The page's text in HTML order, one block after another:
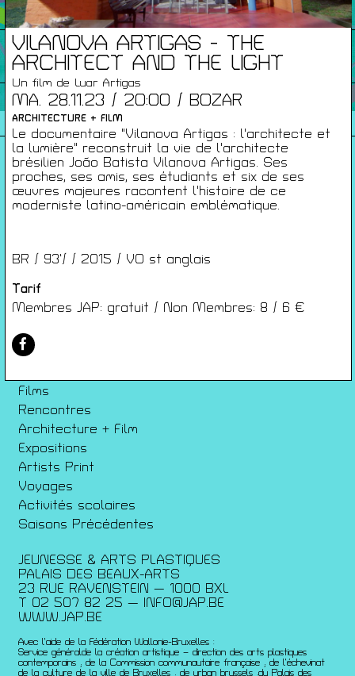
VILANOVA ARTIGAS - THE
ARCHITECT AND THE LIGHT
Un film de Luar Artigas
MA. 28.11.23 / 20:00 / BOZAR
ARCHITECTURE + FILM
Le documentaire "Vilanova Artigas : l'architecte et
la lumière" reconstruit la vie de l'architecte
brésilien João Batista Vilanova Artigas. Ses
proches, ses amis, ses étudiants et six de ses
œuvres majeures racontent l'histoire de ce
moderniste latino-américain emblématique.
BR / 93’/ / 2015 / VO st anglais
Tarif
Membres JAP: gratuit / Non Membres: 8 / 6 €
Cartes De Membre
Saisons Précédentes
À propos
Infos pratiques
S'inscrire à la Newsletter
Mentions légales
Politique de confidentialité
Gérer les cookies
Films
Rencontres
Architecture + Film
Expositions
Artists Print
Voyages
Activités scolaires
Saisons Précédentes
JEUNESSE & ARTS PLASTIQUES
PALAIS DES BEAUX-ARTS
23 RUE RAVENSTEIN — 1000 BXL
T 02 507 82 25 —
INFO@JAP.BE
WWW.JAP.BE
Avec l’aide de la Fédération Wallonie-Bruxelles :
Service généralde la création artistique – direction des arts plastiques
contemporains ; de la Commission communautaire française ; de l’échevinat
de la culture de la ville de Bruxelles ; de urban brussels ;du Palais des